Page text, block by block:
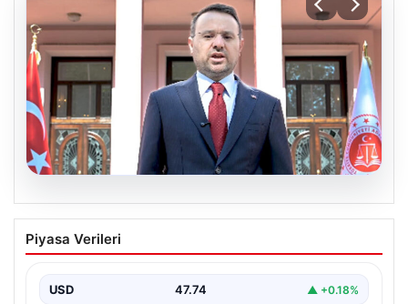
06.08.2026
Bakan Gürlek’ten Çerçeve Yasa
Hakkında Önemli Açıklamalar: Hukuk
Edilecek
Piyasa Verileri
USD 47.74 ▲ +0.18%